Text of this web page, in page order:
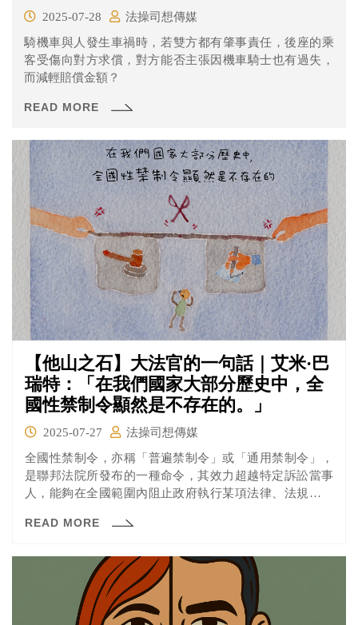
2025-07-28
法操司想傳媒
騎機車與人發生車禍時，若雙方都有肇事責任，後座的乘
客受傷向對方求償，對方能否主張因機車騎士也有過失，
而減輕賠償金額？
READ MORE
【他山之石】大法官的一句話｜艾米·巴
瑞特：「在我們國家大部分歷史中，全
國性禁制令顯然是不存在的。」
2025-07-27
法操司想傳媒
全國性禁制令，亦稱「普遍禁制令」或「通用禁制令」，
是聯邦法院所發布的一種命令，其效力超越特定訴訟當事
人，能夠在全國範圍內阻止政府執行某項法律、法規或行
種司法工具在過去幾十年來，尤其是在挑戰總統行政命令
由於其頻繁發布具爭議性的行政命令（例如移民旅行禁
令、邊境牆資金等），下級法院大量運用全國性禁制令來
阻止這些命令的實施，這也進一步加劇了這項工具的爭
READ MORE